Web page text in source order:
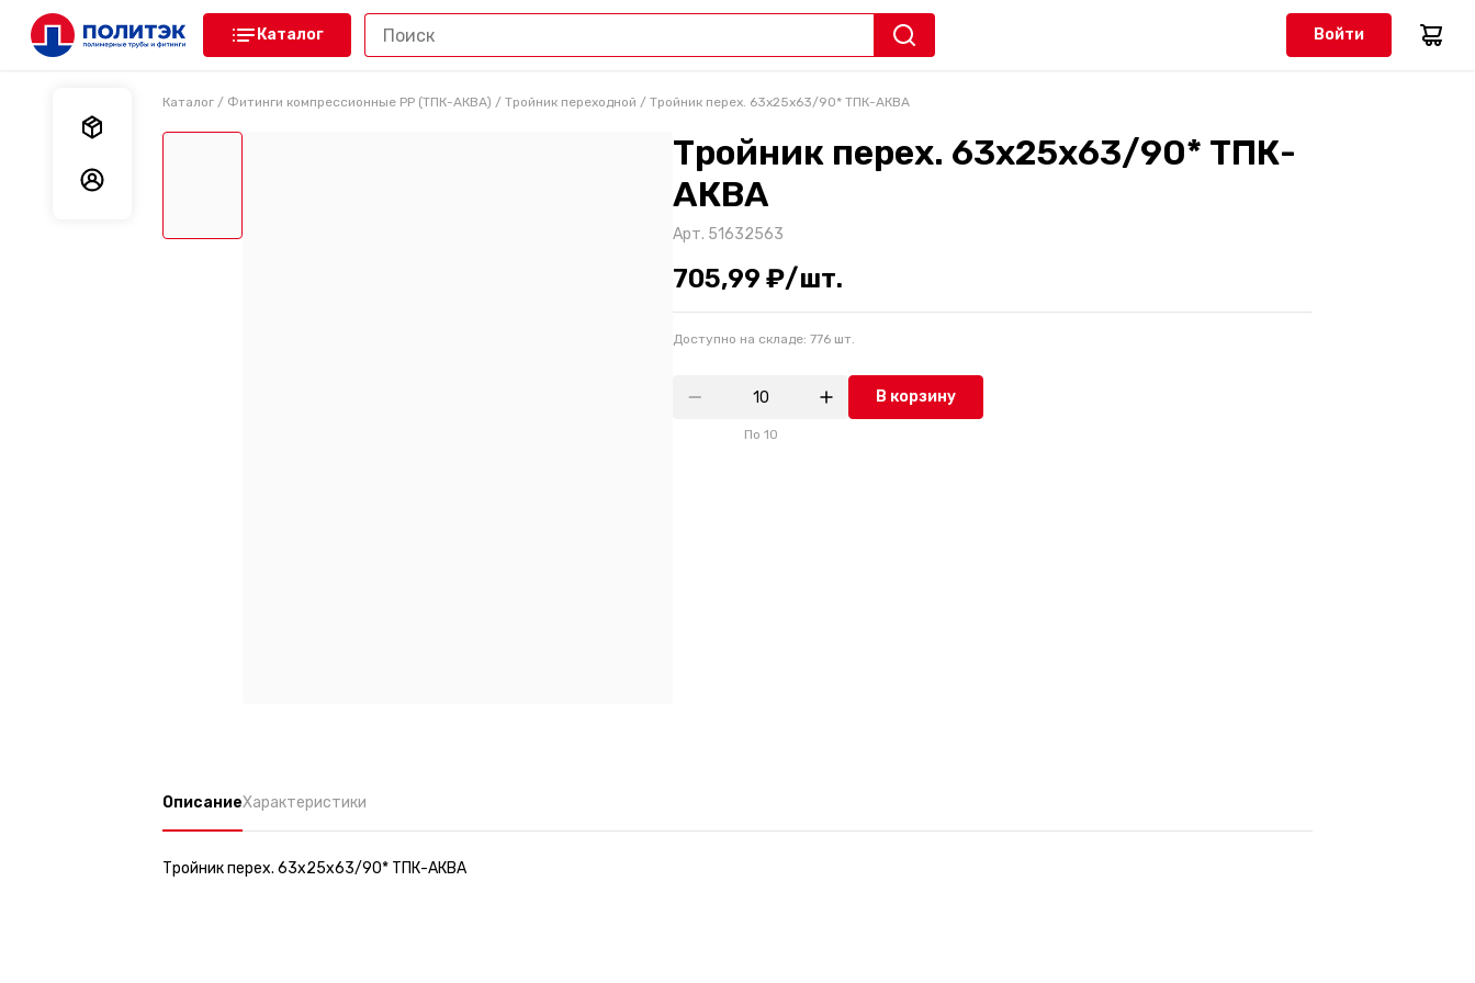
Каталог Войти
Каталог / Фитинги компрессионные PP (ТПК-АКВА) / Тройник переходной / Тройник перех. 63х25х63/90* ТПК-АКВА
Тройник перех. 63х25х63/90* ТПК-
АКВА
Арт. 51632563
705,99 ₽/шт.
Доступно на складе: 776 шт.
По 10
В корзину
ОписаниеХарактеристики
Тройник перех. 63х25х63/90* ТПК-АКВА